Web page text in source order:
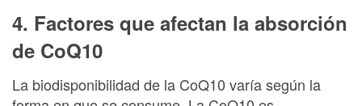
4. Factores que afectan la absorción
de CoQ10
La biodisponibilidad de la CoQ10 varía según la